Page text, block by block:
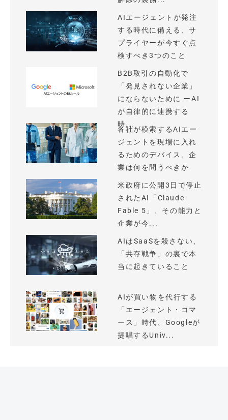
AIエージェントが発注
する時代に備える、サ
プライヤーが今すぐ点
検すべき3つのこと
B2B取引の自動化で
「発見されない企業」
にならないために ーAI
が自律的に連携する
時...
各社が模索するAIエー
ジェントを現場に入れ
るためのデバイス、企
業は何を問うべきか
米政府に公開3日で停止
されたAI「Claude
Fable 5」、その能力と
企業が今...
AIはSaaSを殺さない、
「共存戦争」の裏で本
当に起きていること
AIが買い物を代行する
「エージェント・コマ
ース」時代、Googleが
提唱するUniv...